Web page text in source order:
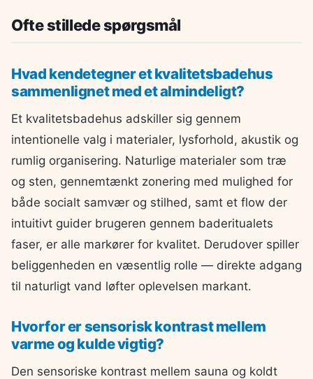
Ofte stillede spørgsmål
Hvad kendetegner et kvalitetsbadehus
sammenlignet med et almindeligt?
Et kvalitetsbadehus adskiller sig gennem
intentionelle valg i materialer, lysforhold, akustik og
rumlig organisering. Naturlige materialer som træ
og sten, gennemtænkt zonering med mulighed for
både socialt samvær og stilhed, samt et flow der
intuitivt guider brugeren gennem baderitualets
faser, er alle markører for kvalitet. Derudover spiller
beliggenheden en væsentlig rolle — direkte adgang
til naturligt vand løfter oplevelsen markant.
Hvorfor er sensorisk kontrast mellem
varme og kulde vigtig?
Den sensoriske kontrast mellem sauna og koldt